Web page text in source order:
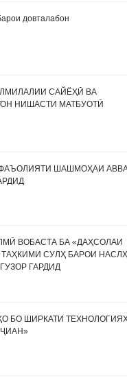
довталабон
САЙЁҲӢ ВА
НИШАСТИ МАТБУОТӢ
ШАШМОҲАИ
ВОБАСТА БА «ДАҲСОЛАИ
СУЛҲ БАРОИ
ГАРДИД
БО ШИРКАТИ